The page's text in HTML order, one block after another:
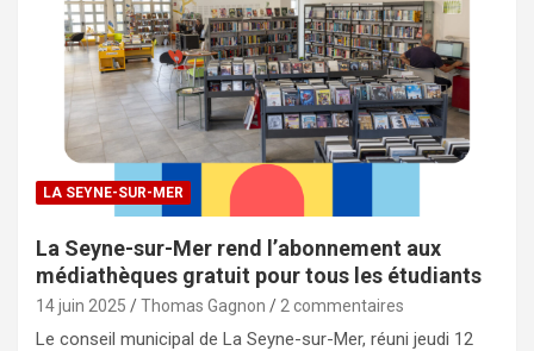
LA SEYNE-SUR-MER
La Seyne-sur-Mer rend l’abonnement aux
médiathèques gratuit pour tous les étudiants
14 juin 2025 Thomas Gagnon 2 commentaires
Le conseil municipal de La Seyne-sur-Mer, réuni jeudi 12